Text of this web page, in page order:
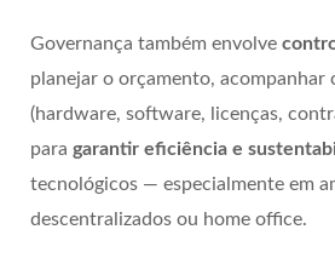
Governança também envolve
planejar o orçamento, acompanhar
(hardware, software, licenças,
para garantir eficiência e
tecnológicos — especialmente em
descentralizados ou home office.